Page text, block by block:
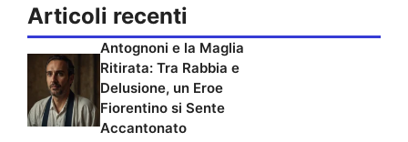
Articoli recenti
Antognoni e la Maglia
Ritirata: Tra Rabbia e
Delusione, un Eroe
Fiorentino si Sente
Accantonato